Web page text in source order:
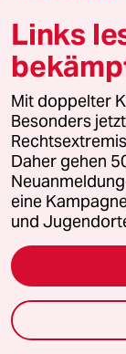
taz Archiv
Mehr taz
Reisen
Kantine
Shop
Anzeigen
Links
Mit doppelter
Besonders
Daher gehen
eine
und